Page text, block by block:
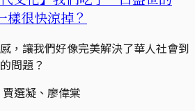
樣很快涼掉？
，讓我們好像完美解決了華人社會到
問題？
選凝、廖偉棠